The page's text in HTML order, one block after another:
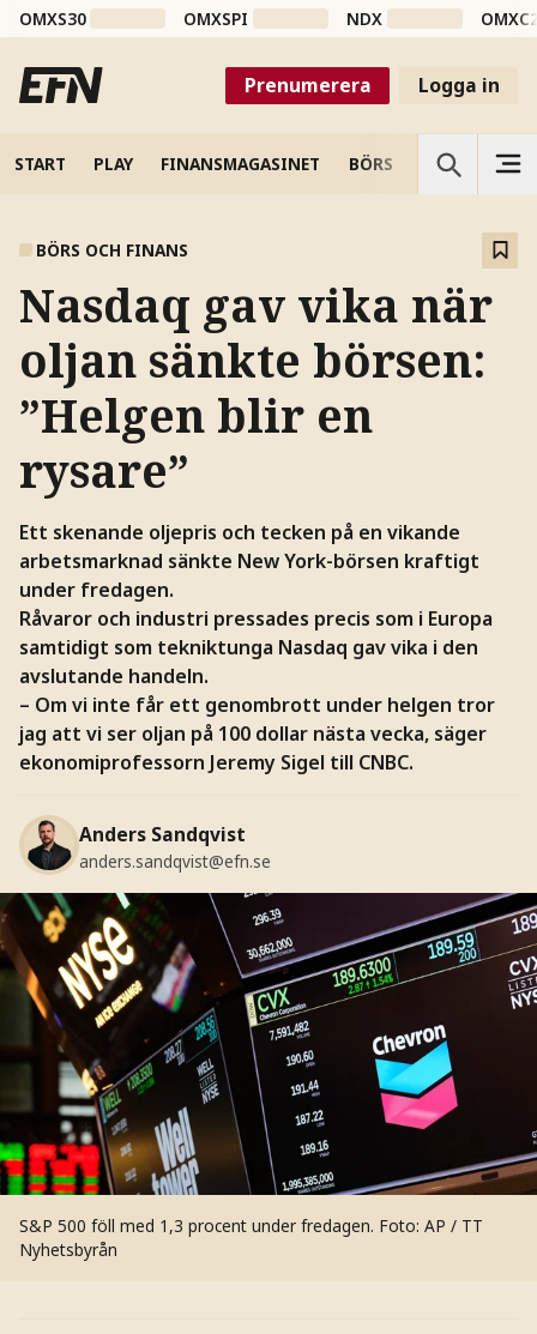
OMXS30 OMXSPI NDX
Prenumerera Logga in
START PLAY FINANSMAGASINET BÖRS VETENSKAP
BÖRS OCH FINANS
Nasdaq gav vika när
oljan sänkte börsen:
”Helgen blir en
rysare”
Ett skenande oljepris och tecken på en vikande
arbetsmarknad sänkte New York-börsen kraftigt
under fredagen.
Råvaror och industri pressades precis som i Europa
samtidigt som tekniktunga Nasdaq gav vika i den
avslutande handeln.
– Om vi inte får ett genombrott under helgen tror
jag att vi ser oljan på 100 dollar nästa vecka, säger
ekonomiprofessorn Jeremy Sigel till CNBC.
Anders Sandqvist
anders.sandqvist@efn.se
S&P 500 föll med 1,3 procent under fredagen. Foto: AP / TT
Nyhetsbyrån